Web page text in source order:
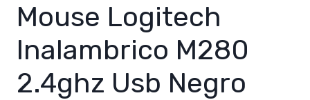
Mouse Logitech
Inalambrico M280
2.4ghz Usb Negro